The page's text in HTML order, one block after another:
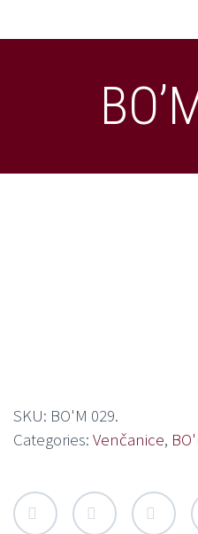
SKU: BO'M 029.
Categories: Venčanice,